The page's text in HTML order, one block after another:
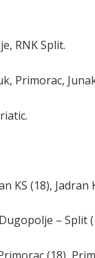
RNK Split.
Primorac,
KS (18), Jadran
– Split